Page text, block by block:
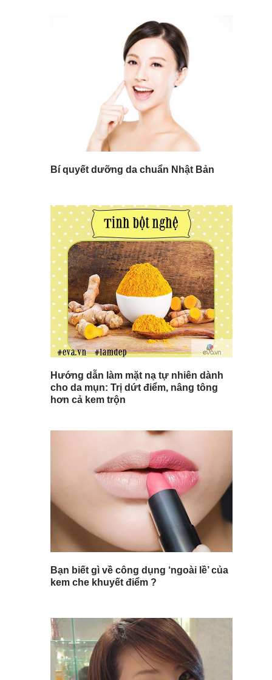
Bí quyết dưỡng da chuẩn Nhật Bản
Hướng dẫn làm mặt nạ tự nhiên dành
cho da mụn: Trị dứt điểm, nâng tông
hơn cả kem trộn
Bạn biết gì về công dụng ‘ngoài lề’ của
kem che khuyết điểm ?